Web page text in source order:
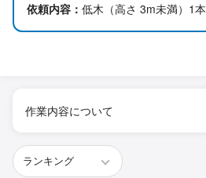
依頼内容： 低木（高さ 3m未満）1本
作業内容について